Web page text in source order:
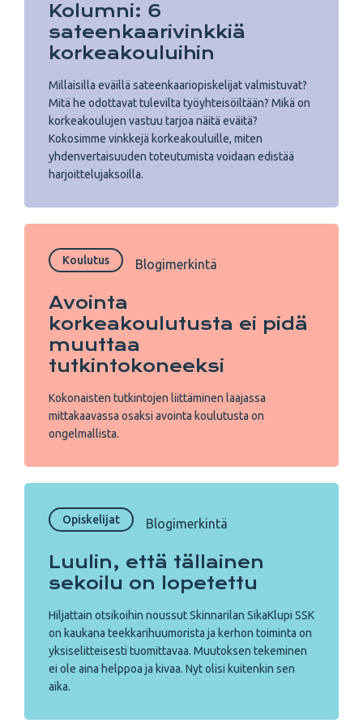
Kolumni: 6
sateenkaarivinkkiä
korkeakouluihin
Millaisilla eväillä sateenkaariopiskelijat valmistuvat?
Mitä he odottavat tulevilta työyhteisöiltään? Mikä on
korkeakoulujen vastuu tarjoa näitä eväitä?
Kokosimme vinkkejä korkeakouluille, miten
yhdenvertaisuuden toteutumista voidaan edistää
harjoittelujaksoilla.
Koulutus Blogimerkintä
Avointa
korkeakoulutusta ei pidä
muuttaa
tutkintokoneeksi
Kokonaisten tutkintojen liittäminen laajassa
mittakaavassa osaksi avointa koulutusta on
ongelmallista.
Opiskelijat Blogimerkintä
Luulin, että tällainen
sekoilu on lopetettu
Hiljattain otsikoihin noussut Skinnarilan SikaKlupi SSK
on kaukana teekkarihuumorista ja kerhon toiminta on
yksiselitteisesti tuomittavaa. Muutoksen tekeminen
ei ole aina helppoa ja kivaa. Nyt olisi kuitenkin sen
aika.